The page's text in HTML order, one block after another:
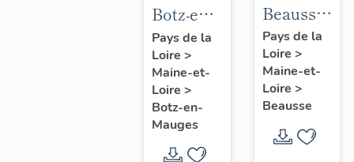
Botz-en-
Mauges :
présentation
de la
commune
Pays de la
Loire >
Maine-et-
Loire >
Botz-en-
Mauges
Beausse :
de la
commune
Pays de la
Loire >
Maine-et-
Loire >
Beausse